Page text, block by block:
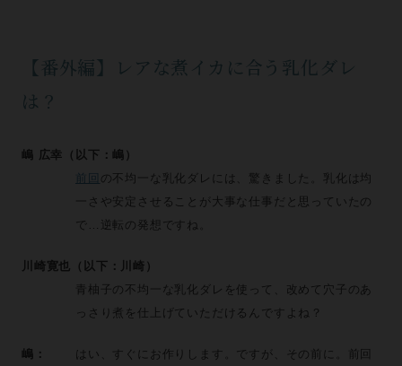
【番外編】レアな煮イカに合う乳化ダレ
は？
嶋 広幸（以下：嶋）
前回 の不均一な乳化ダレには、驚きました。乳化は均
一さや安定させることが大事な仕事だと思っていたの
で…逆転の発想ですね。
川崎寛也（以下：川崎）
青柚子の不均一な乳化ダレを使って、改めて穴子のあ
っさり煮を仕上げていただけるんですよね？
嶋：
はい、すぐにお作りします。ですが、その前に。前回